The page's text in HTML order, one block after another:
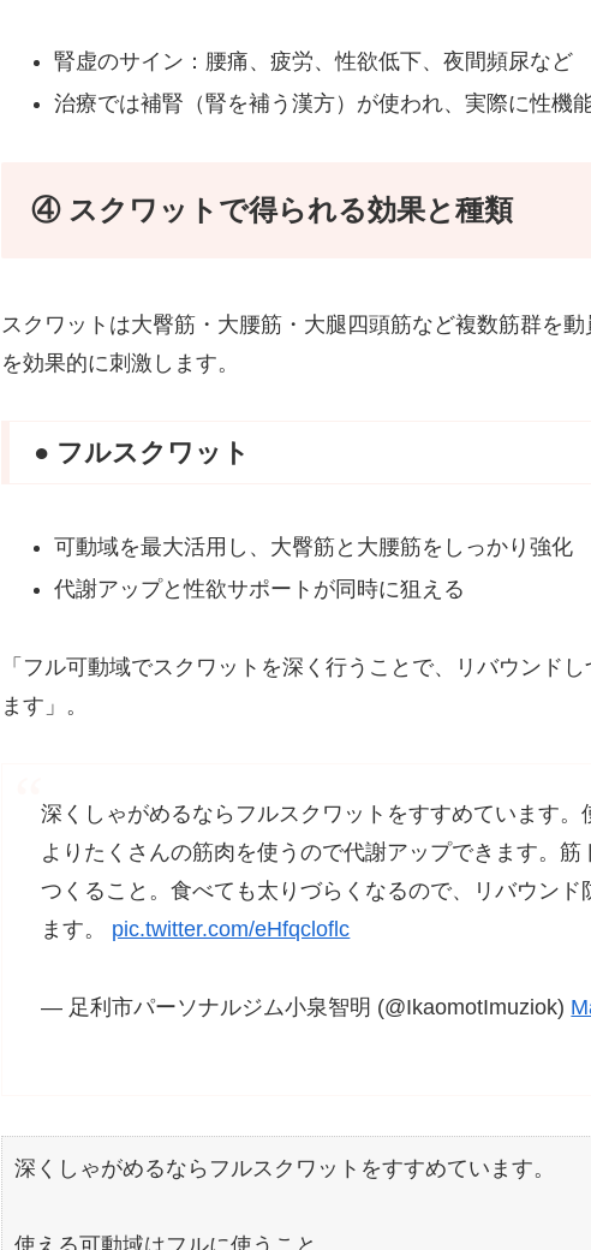
腎虚のサイン：腰痛、疲労、性欲低下、夜間頻尿など
治療では補腎（腎を補う漢方）が使われ、実際に性機
④ スクワットで得られる効果と種類
スクワットは大臀筋・大腰筋・大腿四頭筋など複数筋群を
を効果的に刺激します。
● フルスクワット
可動域を最大活用し、大臀筋と大腰筋をしっかり強化
代謝アップと性欲サポートが同時に狙える
「フル可動域でスクワットを深く行うことで、リバウンド
ます」。
深くしゃがめるならフルスクワットをすすめています。
よりたくさんの筋肉を使うので代謝アップできます。
つくること。食べても太りづらくなるので、リバウンド
ます。 pic.twitter.com/eHfqcloflc
— 足利市パーソナルジム小泉智明 (@IkaomotImuziok)
深くしゃがめるならフルスクワットをすすめています。
使える可動域はフルに使うこと。